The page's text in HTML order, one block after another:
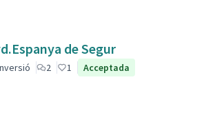
de Segur
2 1 Acceptada